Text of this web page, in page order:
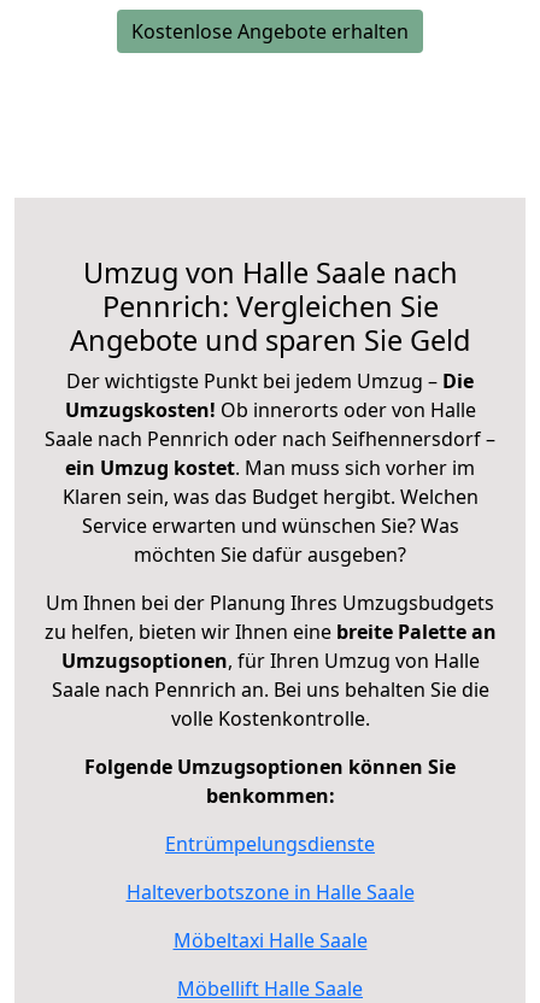
Kostenlose Angebote erhalten
Umzug von Halle Saale nach
Pennrich: Vergleichen Sie
Angebote und sparen Sie Geld
Der wichtigste Punkt bei jedem Umzug – Die
Umzugskosten! Ob innerorts oder von Halle
Saale nach Pennrich oder nach Seifhennersdorf –
ein Umzug kostet. Man muss sich vorher im
Klaren sein, was das Budget hergibt. Welchen
Service erwarten und wünschen Sie? Was
möchten Sie dafür ausgeben?
Um Ihnen bei der Planung Ihres Umzugsbudgets
zu helfen, bieten wir Ihnen eine breite Palette an
Umzugsoptionen, für Ihren Umzug von Halle
Saale nach Pennrich an. Bei uns behalten Sie die
volle Kostenkontrolle.
Folgende Umzugsoptionen können Sie
benkommen:
Entrümpelungsdienste
Halteverbotszone in Halle Saale
Möbeltaxi Halle Saale
Möbellift Halle Saale